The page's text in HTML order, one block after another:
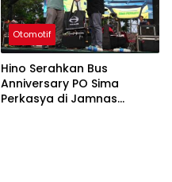
Otomotif
Hino Serahkan Bus
Anniversary PO Sima
Perkasya di Jamnas